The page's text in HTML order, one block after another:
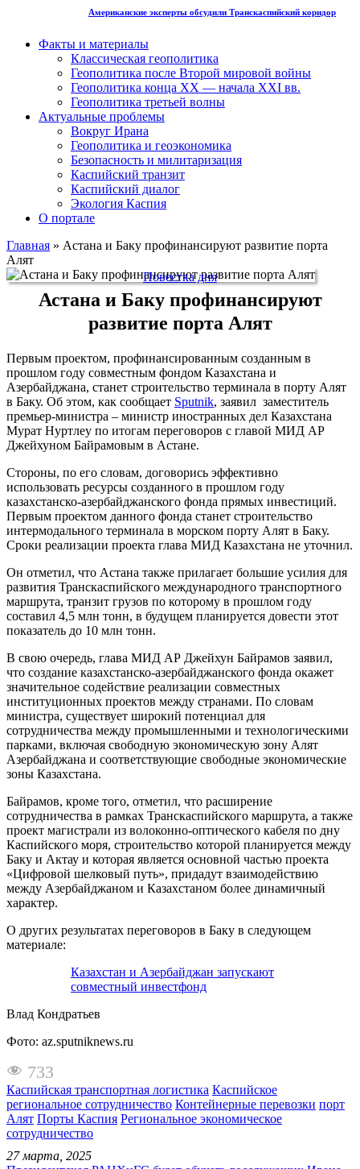
Американские эксперты обсудили Транскаспийский коридор
Факты и материалы
Классическая геополитика
Геополитика после Второй мировой войны
Геополитика конца XX — начала XXI вв.
Геополитика третьей волны
Актуальные проблемы
Вокруг Ирана
Геополитика и геоэкономика
Безопасность и милитаризация
Каспийский транзит
Каспийский диалог
Экология Каспия
О портале
Главная » Астана и Баку профинансируют развитие порта
Алят
Повестка дня
Астана и Баку профинансируют
развитие порта Алят
Первым проектом, профинансированным созданным в
прошлом году совместным фондом Казахстана и
Азербайджана, станет строительство терминала в порту Алят
в Баку. Об этом, как сообщает Sputnik, заявил заместитель
премьер-министра – министр иностранных дел Казахстана
Мурат Нуртлеу по итогам переговоров с главой МИД АР
Джейхуном Байрамовым в Астане.
Стороны, по его словам, договорись эффективно
использовать ресурсы созданного в прошлом году
казахстанско-азербайджанского фонда прямых инвестиций.
Первым проектом данного фонда станет строительство
интермодального терминала в морском порту Алят в Баку.
Сроки реализации проекта глава МИД Казахстана не уточнил.
Он отметил, что Астана также прилагает большие усилия для
развития Транскаспийского международного транспортного
маршрута, транзит грузов по которому в прошлом году
составил 4,5 млн тонн, в будущем планируется довести этот
показатель до 10 млн тонн.
В свою очередь, глава МИД АР Джейхун Байрамов заявил,
что создание казахстанско-азербайджанского фонда окажет
значительное содействие реализации совместных
институционных проектов между странами. По словам
министра, существует широкий потенциал для
сотрудничества между промышленными и технологическими
парками, включая свободную экономическую зону Алят
Азербайджана и соответствующие свободные экономические
зоны Казахстана.
Байрамов, кроме того, отметил, что расширение
сотрудничества в рамках Транскаспийского маршрута, а также
проект магистрали из волоконно-оптического кабеля по дну
Каспийского моря, строительство которой планируется между
Баку и Актау и которая является основной частью проекта
«Цифровой шелковый путь», придадут взаимодействию
между Азербайджаном и Казахстаном более динамичный
характер.
О других результатах переговоров в Баку в следующем
материале:
Казахстан и Азербайджан запускают
совместный инвестфонд
Влад Кондратьев
Фото: az.sputniknews.ru
733
Каспийская транспортная логистика Каспийское
региональное сотрудничество Контейнерные перевозки порт
Алят Порты Каспия Региональное экономическое
сотрудничество
27 марта, 2025